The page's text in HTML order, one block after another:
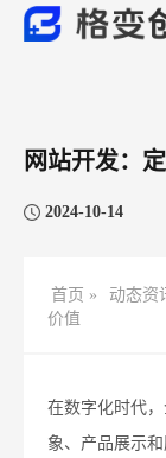
网站开发：
2024-10-14
首页 » 动态资
价值
在数字化时代
象、产品展示